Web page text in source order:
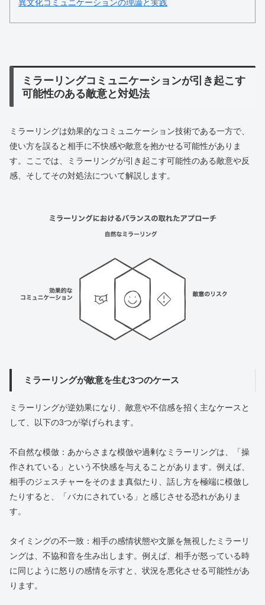
異文化コミュニケーションの理論と実践
ミラーリングコミュニケーションが引き起こす
可能性のある敵意と対処法
ミラーリングは効果的なコミュニケーション技術である一方で、
使い方を誤ると相手に不快感や敵意を抱かせる可能性がありま
す。ここでは、ミラーリングが引き起こす可能性のある敵意や反
感、そしてその対処法について解説します。
ミラーリングが敵意を生む3つのケース
ミラーリングが逆効果になり、敵意や不信感を招く主なケースと
して、以下の3つが挙げられます。
不自然な模倣：あからさまな模倣や過剰なミラーリングは、「操
作されている」という不快感を与えることがあります。例えば、
相手のジェスチャーをそのまま真似たり、話し方を極端に模倣し
たりすると、「バカにされている」と感じさせる恐れがありま
す。
タイミングの不一致：相手の感情状態や文脈を無視したミラーリ
ングは、不協和音を生み出します。例えば、相手が怒っている時
に同じように怒りの感情を示すと、状況を悪化させる可能性があ
ります。